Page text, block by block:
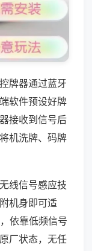
牌器通过蓝牙
软件预设好牌
接收到信号后
机洗牌、码牌
线信号感应技
机身即可适
依靠低频信号
厂状态，无任